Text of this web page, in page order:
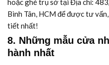
hoặc ghé trụ sở tại Địa chỉ:
Bình Tân, HCM để được tư
tiết nhất!
8. Những mẫu cửa
hành nhất